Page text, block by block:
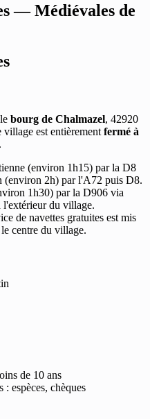
— Médiévales de
bourg de Chalmazel, 42920
est entièrement fermé à
(environ 1h15) par la D8
2h) par l'A72 puis D8.
1h30) par la D906 via
l'extérieur du village.
de navettes gratuites est mis
centre du village.
de 10 ans
: espèces, chèques